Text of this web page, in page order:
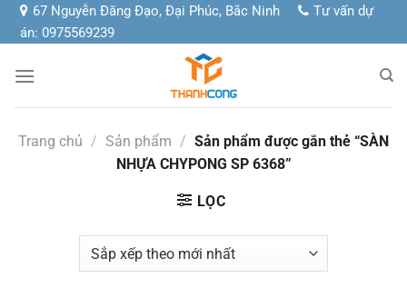
Chuyển
đến
dung
67 Nguyễn Đăng Đạo, Đại Phúc, Bắc Ninh
Tư vấn dự
án: 0975569239
Trang chủ / Sản phẩm / Sản phẩm được gắn thẻ “SÀN
NHỰA CHYPONG SP 6368”
LỌC